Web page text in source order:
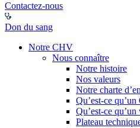
Contactez-nous
Don du sang
Notre CHV
Nous connaître
Notre histoire
Nos valeurs
Notre charte
Qu’est-ce
Qu’est-ce
Plateau